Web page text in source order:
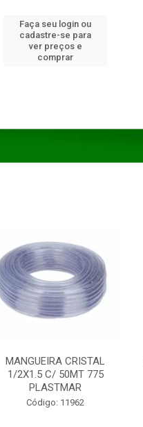
Faça seu login ou
cadastre-se para
ver preços e
comprar
MANGUEIRA CRISTAL
1/2X1.5 C/ 50MT 775
PLASTMAR
Código: 11962